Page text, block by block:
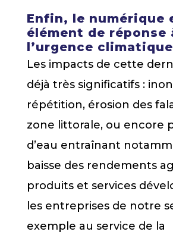
Enfin, le numérique
élément de réponse
l’urgence
Les impacts de cette
déjà très significatifs :
répétition, érosion des
zone littorale, ou encore
d’eau entraînant
baisse des rendements
produits et services
les entreprises de notre
exemple au service de la